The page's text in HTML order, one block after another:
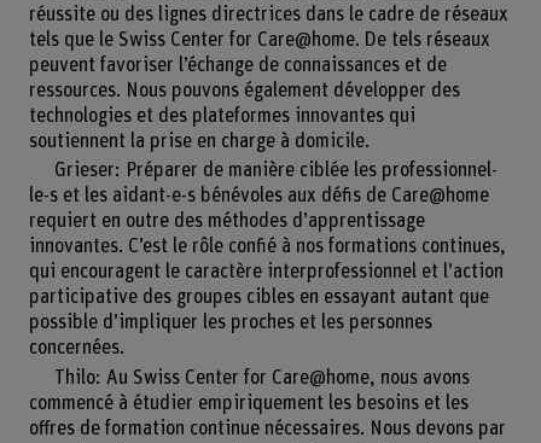
réussite ou des lignes directrices dans le cadre de réseaux
tels que le Swiss Center for Care@home. De tels réseaux
peuvent favoriser l’échange de connaissances et de
ressources. Nous pouvons également développer des
technologies et des plateformes innovantes qui
soutiennent la prise en charge à domicile.
Grieser: Préparer de manière ciblée les professionnel-
le-s et les aidant-e-s bénévoles aux défis de Care@home
requiert en outre des méthodes d’apprentissage
innovantes. C’est le rôle confié à nos formations continues,
qui encouragent le caractère interprofessionnel et l’action
participative des groupes cibles en essayant autant que
possible d’impliquer les proches et les personnes
concernées.
Thilo: Au Swiss Center for Care@home, nous avons
commencé à étudier empiriquement les besoins et les
offres de formation continue nécessaires. Nous devons par